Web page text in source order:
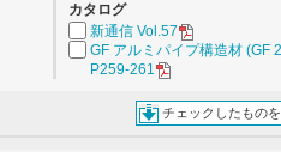
カタログ
新通信 Vol.57
GF アルミパイプ構造材 (GF
P259-261
チェックしたもの